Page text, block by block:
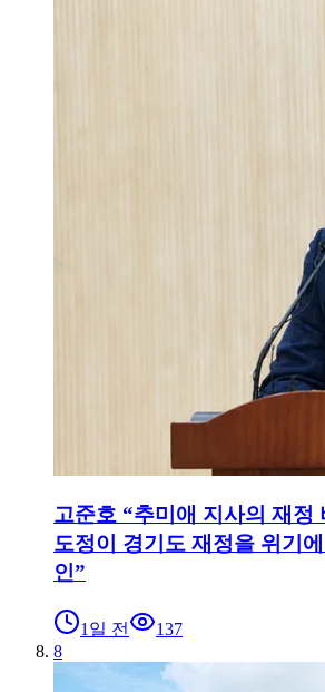
고준호 “추미애 지사의 재정
도정이 경기도 재정을 위기
인”
1일 전
137
8